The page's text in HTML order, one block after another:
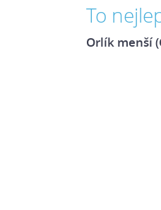
To
Orlík menší